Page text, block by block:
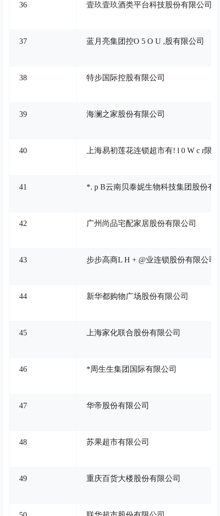
36 壹玖壹玖酒类平台科技股份有限公司
37 蓝月亮集团控O 5 O U ,股有限公司
38 特步国际控股有限公司
39 海澜之家股份有限公司
40 上海易初莲花连锁超市有! l 0 W c r限
41 *. p B云南贝泰妮生物科技集团股份有
42 广州尚品宅配家居股份有限公司
43 步步高商L H + @业连锁股份有限公司
44 新华都购物广场股份有限公司
45 上海家化联合股份有限公司
46 *周生生集团国际有限公司
47 华帝股份有限公司
48 苏果超市有限公司
49 重庆百货大楼股份有限公司